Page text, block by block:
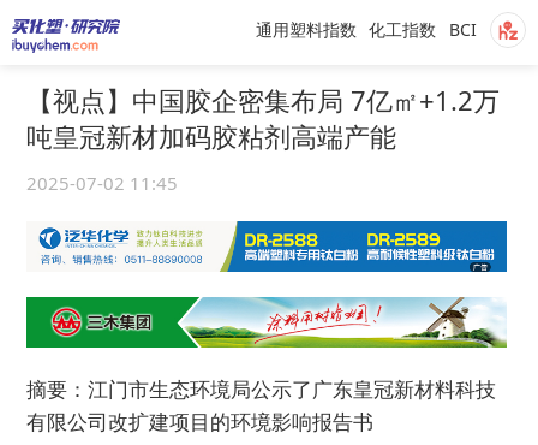
BCI
化工指数
通用塑料指数
【视点】中国胶企密集布局 7亿㎡+1.2万
吨皇冠新材加码胶粘剂高端产能
2025-07-02 11:45
摘要：江门市生态环境局公示了广东皇冠新材料科技
有限公司改扩建项目的环境影响报告书